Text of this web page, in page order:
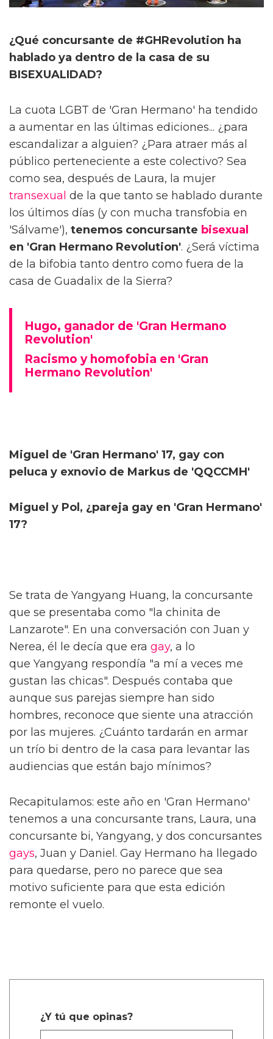
¿Qué concursante de #GHRevolution ha
hablado ya dentro de la casa de su
BISEXUALIDAD?
La cuota LGBT de 'Gran Hermano' ha tendido
a aumentar en las últimas ediciones... ¿para
escandalizar a alguien? ¿Para atraer más al
público perteneciente a este colectivo? Sea
como sea, después de Laura, la mujer
transexual de la que tanto se hablado durante
los últimos días (y con mucha transfobia en
'Sálvame'), tenemos concursante bisexual
en 'Gran Hermano Revolution'. ¿Será víctima
de la bifobia tanto dentro como fuera de la
casa de Guadalix de la Sierra?
Hugo, ganador de 'Gran Hermano
Revolution'
Racismo y homofobia en 'Gran
Hermano Revolution'
Miguel de 'Gran Hermano' 17, gay con
peluca y exnovio de Markus de 'QQCCMH'
Miguel y Pol, ¿pareja gay en 'Gran Hermano'
17?
Se trata de Yangyang Huang, la concursante
que se presentaba como "la chinita de
Lanzarote". En una conversación con Juan y
Nerea, él le decía que era gay, a lo
que Yangyang respondía "a mí a veces me
gustan las chicas". Después contaba que
aunque sus parejas siempre han sido
hombres, reconoce que siente una atracción
por las mujeres. ¿Cuánto tardarán en armar
un trío bi dentro de la casa para levantar las
audiencias que están bajo mínimos?
Recapitulamos: este año en 'Gran Hermano'
tenemos a una concursante trans, Laura, una
concursante bi, Yangyang, y dos concursantes
gays, Juan y Daniel. Gay Hermano ha llegado
para quedarse, pero no parece que sea
motivo suficiente para que esta edición
remonte el vuelo.
¿Y tú que opinas?